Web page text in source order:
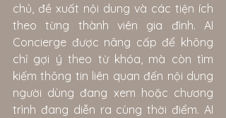
chủ, đề xuất nội dung và các tiện ích
theo từng thành viên gia đình. AI
Concierge được nâng cấp để không
chỉ gợi ý theo từ khóa, mà còn tìm
kiếm thông tin liên quan đến nội dung
người dùng đang xem hoặc chương
trình đang diễn ra cùng thời điểm. AI